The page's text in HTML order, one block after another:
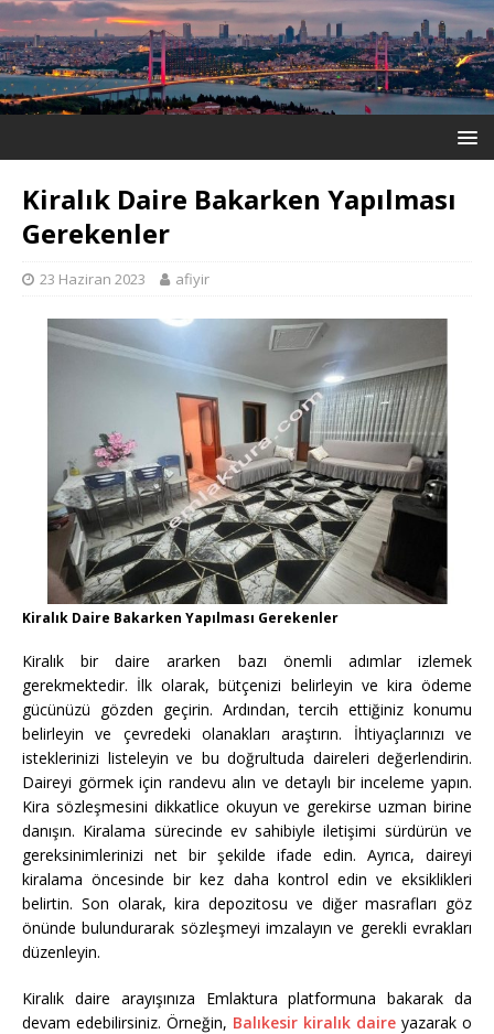
Kiralık Daire Bakarken Yapılması
Gerekenler
23 Haziran 2023 afiyir
Kiralık Daire Bakarken Yapılması Gerekenler
Kiralık bir daire ararken bazı önemli adımlar izlemek
gerekmektedir. İlk olarak, bütçenizi belirleyin ve kira ödeme
gücünüzü gözden geçirin. Ardından, tercih ettiğiniz konumu
belirleyin ve çevredeki olanakları araştırın. İhtiyaçlarınızı ve
isteklerinizi listeleyin ve bu doğrultuda daireleri değerlendirin.
Daireyi görmek için randevu alın ve detaylı bir inceleme yapın.
Kira sözleşmesini dikkatlice okuyun ve gerekirse uzman birine
danışın. Kiralama sürecinde ev sahibiyle iletişimi sürdürün ve
gereksinimlerinizi net bir şekilde ifade edin. Ayrıca, daireyi
kiralama öncesinde bir kez daha kontrol edin ve eksiklikleri
belirtin. Son olarak, kira depozitosu ve diğer masrafları göz
önünde bulundurarak sözleşmeyi imzalayın ve gerekli evrakları
düzenleyin.
Kiralık daire arayışınıza Emlaktura platformuna bakarak da
devam edebilirsiniz. Örneğin, Balıkesir kiralık daire yazarak o